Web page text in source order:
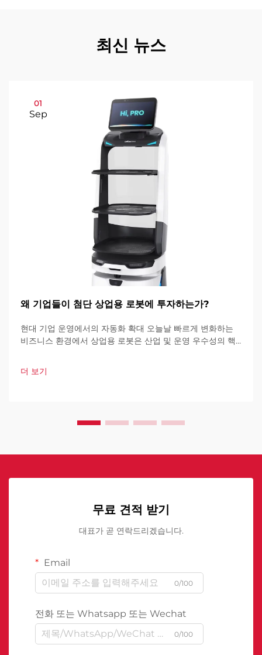
최신 뉴스
01
Sep
왜 기업들이 첨단 상업용 로봇에 투자하는가?
현대 기업 운영에서의 자동화 확대 오늘날 빠르게 변화하는
비즈니스 환경에서 상업용 로봇은 산업 및 운영 우수성의 핵
업이 운영 방식을 혁신하고 있습니다.
더 보기
무료 견적 받기
대표가 곧 연락드리겠습니다.
Email
0/100
전화 또는 Whatsapp 또는 Wechat
0/100